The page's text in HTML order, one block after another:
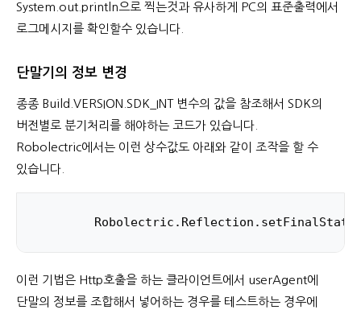
System.out.println으로 찍는것과 유사하게 PC의 표준출력에서
로그메시지를 확인할수 있습니다.
단말기의 정보 변경
종종 Build.VERSION.SDK_INT 변수의 값을 참조해서 SDK의
버전별로 분기처리를 해야하는 코드가 있습니다.
Robolectric에서는 이런 상수값도 아래와 같이 조작을 할 수
있습니다.
이런 기법은 Http호출을 하는 클라이언트에서 userAgent에
단말의 정보를 조합해서 넣어하는 경우를 테스트하는 경우에